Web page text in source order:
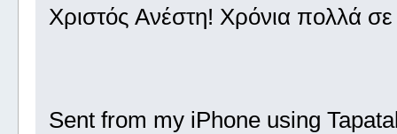
Χριστός Ανέστη! Χρόνια πολλά σε
Sent from my iPhone using